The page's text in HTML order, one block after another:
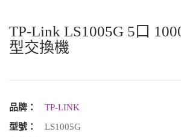
TP-Link LS1005G 5口
型交換機
品牌：
TP-LINK
型號：
LS1005G